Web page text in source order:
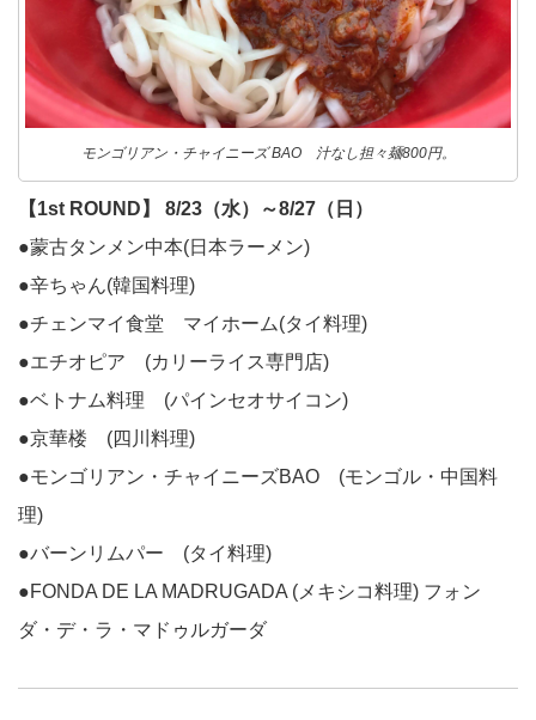
モンゴリアン・チャイニーズ BAO 汁なし担々麺800円。
【1st ROUND】 8/23（水）～8/27（日）
●蒙古タンメン中本(日本ラーメン)
●辛ちゃん(韓国料理)
●チェンマイ食堂 マイホーム(タイ料理)
●エチオピア (カリーライス専門店)
●ベトナム料理 (パインセオサイコン)
●京華楼 (四川料理)
●モンゴリアン・チャイニーズBAO (モンゴル・中国料
理)
●バーンリムパー (タイ料理)
●FONDA DE LA MADRUGADA (メキシコ料理) フォン
ダ・デ・ラ・マドゥルガーダ